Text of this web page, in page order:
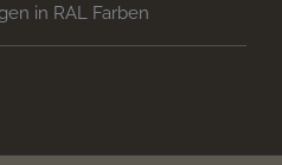
in RAL Farben